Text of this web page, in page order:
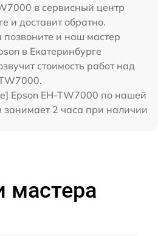
в сервисный центр
и доставит обратно.
и наш мастер
в Екатеринбурге
стоимость работ над
Epson EH-TW7000 по нашей
занимает 2 часа при наличии
мастера